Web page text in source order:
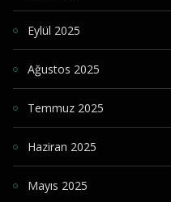
Eylül 2025
Ağustos 2025
Temmuz 2025
Haziran 2025
Mayıs 2025